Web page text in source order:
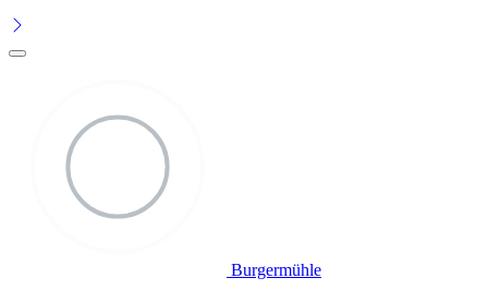
Burgermühle